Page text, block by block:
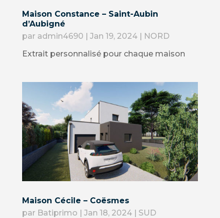
Maison Constance – Saint-Aubin
d’Aubigné
par admin4690 Jan 19, 2024|
NORD
Extrait personnalisé pour chaque maison
Maison Cécile – Coësmes
par Batiprimo | Jan 18, 2024| SUD